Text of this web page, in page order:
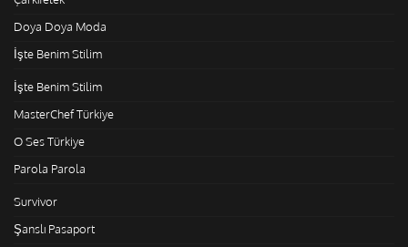
Doya Doya Moda
İşte Benim Stilim
İşte Benim Stilim
MasterChef Türkiye
O Ses Türkiye
Parola Parola
Survivor
Şanslı Pasaport